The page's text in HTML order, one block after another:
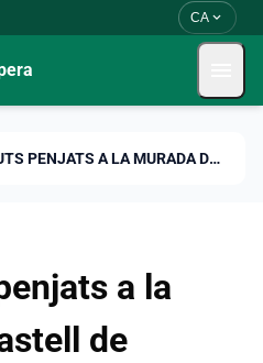
CA expand_more
NOUS ESCUTS PENJATS A LA MURADA DEL CASTELL DE CAPDEPERA PER AL MERCAT MEDIEVAL 2026
a la
de